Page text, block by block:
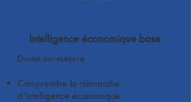
Intelligence économique base
Durée sur-mesure
Comprendre la démarche
d'intelligence économique